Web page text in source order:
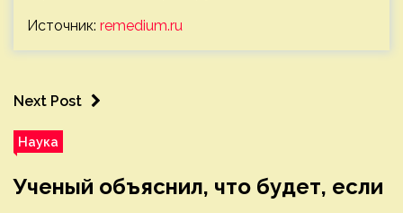
Источник: remedium.ru
Next Post
Наука
Ученый объяснил, что будет, если